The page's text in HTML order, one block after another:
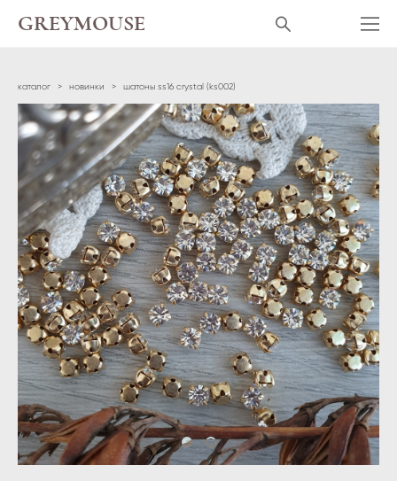
GREYMOUSE
каталог > новинки > шатоны ss16 crystal (ks002)